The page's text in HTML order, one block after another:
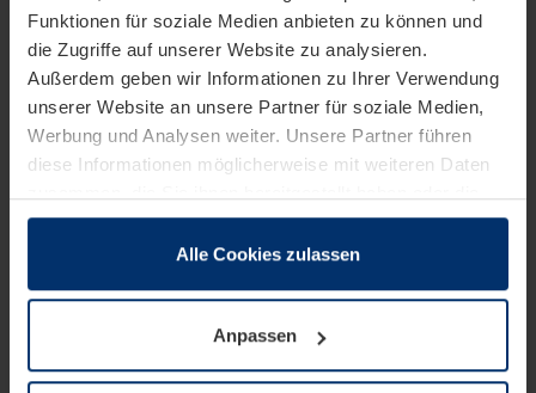
Funktionen für soziale Medien anbieten zu können und
die Zugriffe auf unserer Website zu analysieren.
Außerdem geben wir Informationen zu Ihrer Verwendung
unserer Website an unsere Partner für soziale Medien,
Werbung und Analysen weiter. Unsere Partner führen
diese Informationen möglicherweise mit weiteren Daten
sie im Rahmen Ihrer Nutzung der Dienste gesammelt
wenn diese für den Betrieb dieser Seite unbedingt
notwendig sind. Für alle anderen Cookie-Typen benötigen
wir Ihre Erlaubnis. Ihre Einwilligung können Sie jederzeit
Alle Cookies zulassen
Anpassen